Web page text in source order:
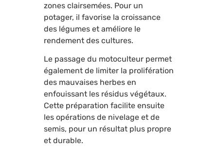
zones clairsemées. Pour un
potager, il favorise la croissance
des légumes et améliore le
rendement des cultures.
Le passage du motoculteur permet
également de limiter la prolifération
des mauvaises herbes en
enfouissant les résidus végétaux.
Cette préparation facilite ensuite
les opérations de nivelage et de
semis, pour un résultat plus propre
et durable.